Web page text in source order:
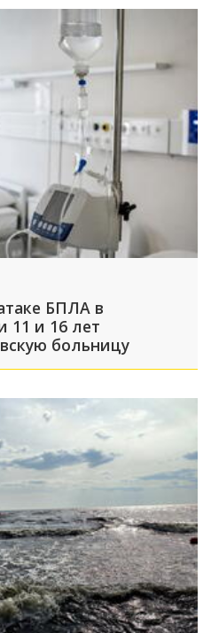
БПЛА в
11 и 16 лет
больницу